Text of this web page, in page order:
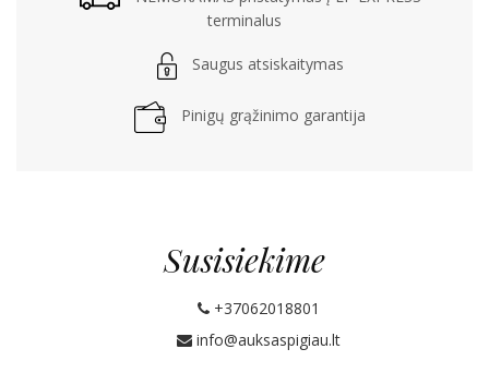
terminalus
Saugus atsiskaitymas
Pinigų grąžinimo garantija
Susisiekime
+37062018801
info@auksaspigiau.lt